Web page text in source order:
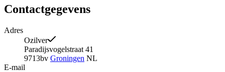
Contactgegevens
Adres
Ozilver
Paradijsvogelstraat 41
9713bv Groningen NL
E-mail